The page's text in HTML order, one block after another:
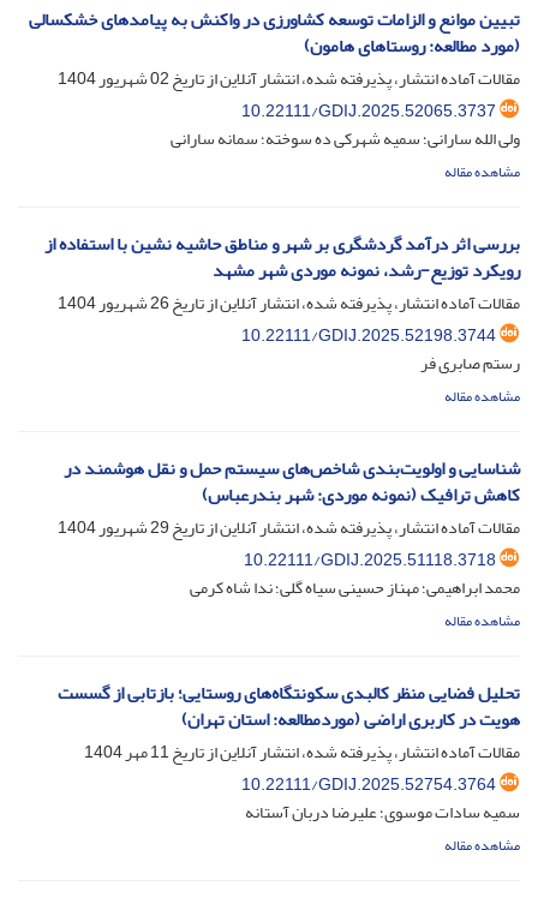
تبیین موانع و الزامات توسعه کشاورزی در واکنش به پیامدهای خشکسالی
(مورد مطالعه: روستاهای هامون)
مقالات آماده انتشار، پذیرفته شده، انتشار آنلاین از تاریخ02 شهریور 1404
10.22111/GDIJ.2025.52065.3737
ولی الله سارانی؛ سمیه شهرکی ده سوخته؛ سمانه سارانی
مشاهده مقاله
بررسی اثر درآمد گردشگری بر شهر و مناطق حاشیه نشین با استفاده از
رویکرد توزیع-رشد، نمونه موردی شهر مشهد
مقالات آماده انتشار، پذیرفته شده، انتشار آنلاین از تاریخ26 شهریور 1404
10.22111/GDIJ.2025.52198.3744
رستم صابری فر
مشاهده مقاله
شناسایی و اولویت‌بندی شاخص‌های سیستم حمل و نقل هوشمند در
کاهش ترافیک (نمونه موردی: شهر بندرعباس)
مقالات آماده انتشار، پذیرفته شده، انتشار آنلاین از تاریخ29 شهریور 1404
10.22111/GDIJ.2025.51118.3718
محمد ابراهیمی؛ مهناز حسینی سیاه گلی؛ ندا شاه کرمی
مشاهده مقاله
تحلیل فضایی منظر کالبدی سکونتگاه‌های روستایی؛ بازتابی از گسست
هویت در کاربری اراضی (موردمطالعه: استان تهران)
مقالات آماده انتشار، پذیرفته شده، انتشار آنلاین از تاریخ11 مهر 1404
10.22111/GDIJ.2025.52754.3764
سمیه سادات موسوی؛ علیرضا دربان آستانه
مشاهده مقاله